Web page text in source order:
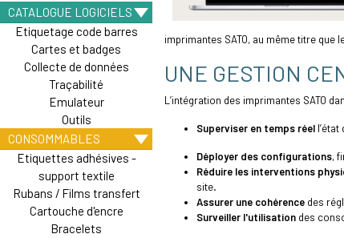
CATALOGUE LOGICIELS
Etiquetage code barres
Cartes et badges
Collecte de données
Traçabilité
Emulateur
Outils
CONSOMMABLES
Etiquettes adhésives -
support textile
Rubans / Films transfert
Cartouche d'encre
Bracelets
imprimantes SATO, au même titre
UNE GESTION
L’intégration des imprimantes SATO
Superviser en temps réel
Déployer des configurations,
Réduire les interventions
site.
Assurer une cohérence des
Surveiller l'utilisation des